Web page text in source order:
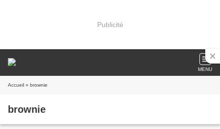
Publicité
MENU
Accueil » brownie
brownie